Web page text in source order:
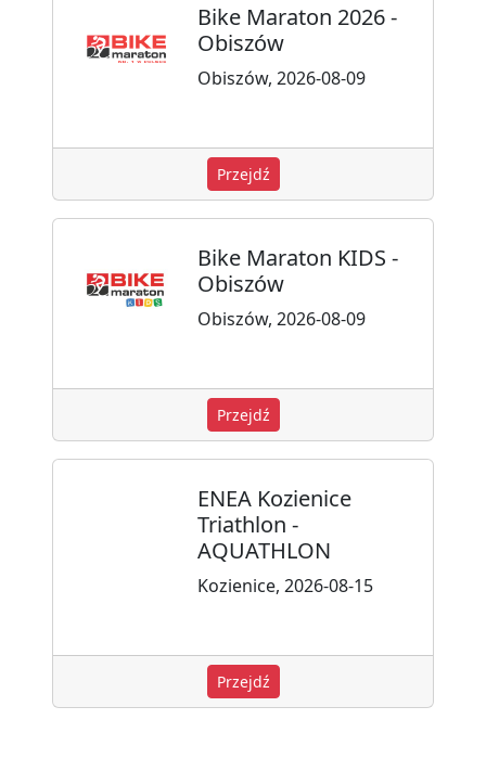
Bike Maraton 2026 -
Obiszów
Obiszów, 2026-08-09
Przejdź
Bike Maraton KIDS -
Obiszów
Obiszów, 2026-08-09
Przejdź
ENEA Kozienice
Triathlon -
AQUATHLON
Kozienice, 2026-08-15
Przejdź